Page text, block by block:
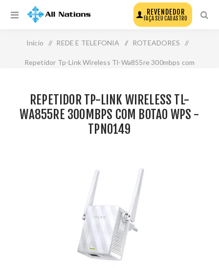
REVENDEDOR
FAÇA SEU CADASTRO
Início / REDE E TELEFONIA / ROTEADORES /
Repetidor Tp-Link Wireless Tl-Wa855re 300mbps com
REPETIDOR TP-LINK WIRELESS TL-
WA855RE 300MBPS COM BOTAO WPS -
TPN0149